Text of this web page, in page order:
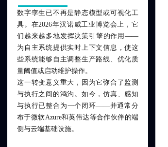
数字孪生已不再是静态模型或可视化工
具。在2026年汉诺威工业博览会上，它
们越来越多地发挥决策引擎的作用——
为自主系统提供实时上下文信息，使这
些系统能够自主调整生产路线、优化质
量阈值或启动维护操作。
这一转变意义重大，因为它弥合了监测
与执行之间的鸿沟。如今，仿真、感知
与执行已整合为一个闭环——并通常分
布于微软Azure和英伟达等合作伙伴的端
侧与云端基础设施。